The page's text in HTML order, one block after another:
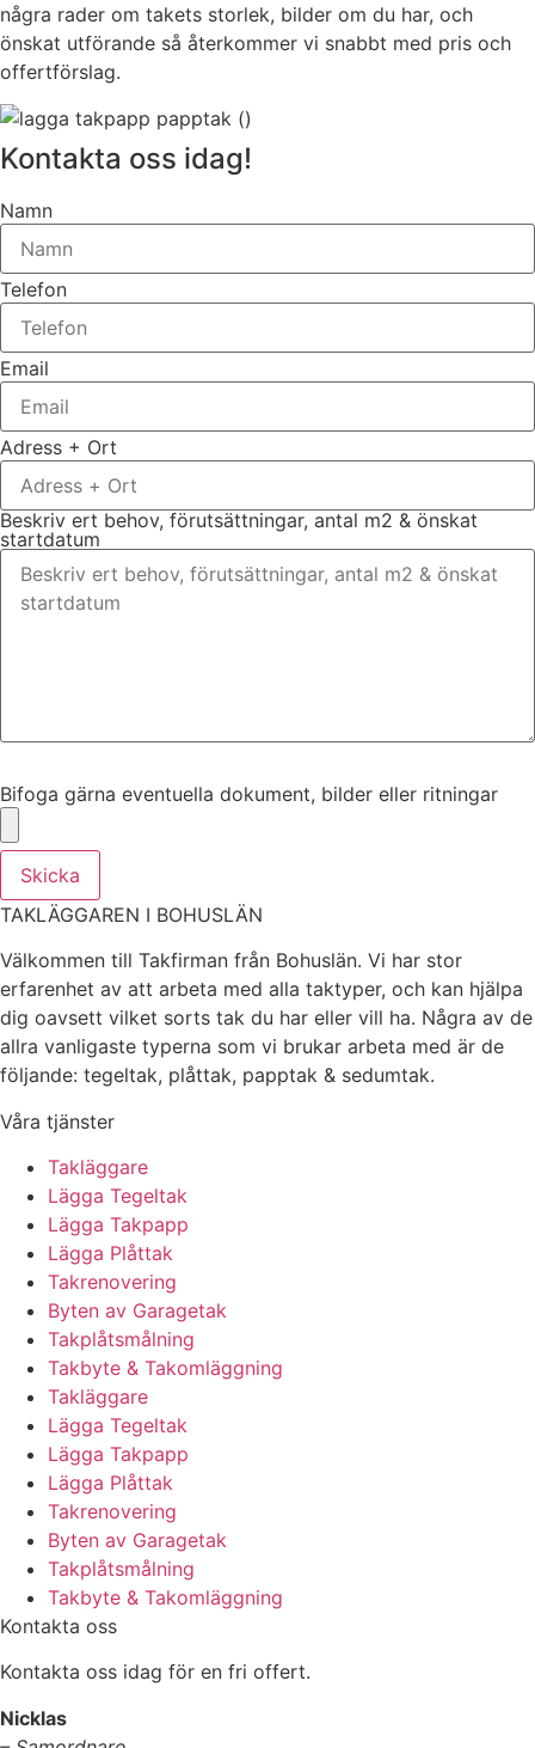
några rader om takets storlek, bilder om du har, och
önskat utförande så återkommer vi snabbt med pris och
offertförslag.
Kontakta oss idag!
Namn
Telefon
Email
Adress + Ort
Beskriv ert behov, förutsättningar, antal m2 & önskat
startdatum
Bifoga gärna eventuella dokument, bilder eller ritningar
Skicka
TAKLÄGGAREN I BOHUSLÄN
Välkommen till Takfirman från Bohuslän. Vi har stor
erfarenhet av att arbeta med alla taktyper, och kan hjälpa
dig oavsett vilket sorts tak du har eller vill ha. Några av de
allra vanligaste typerna som vi brukar arbeta med är de
följande: tegeltak, plåttak, papptak & sedumtak.
Våra tjänster
Takläggare
Lägga Tegeltak
Lägga Takpapp
Lägga Plåttak
Takrenovering
Byten av Garagetak
Takplåtsmålning
Takbyte & Takomläggning
Takläggare
Lägga Tegeltak
Lägga Takpapp
Lägga Plåttak
Takrenovering
Byten av Garagetak
Takplåtsmålning
Takbyte & Takomläggning
Kontakta oss
Kontakta oss idag för en fri offert.
Nicklas